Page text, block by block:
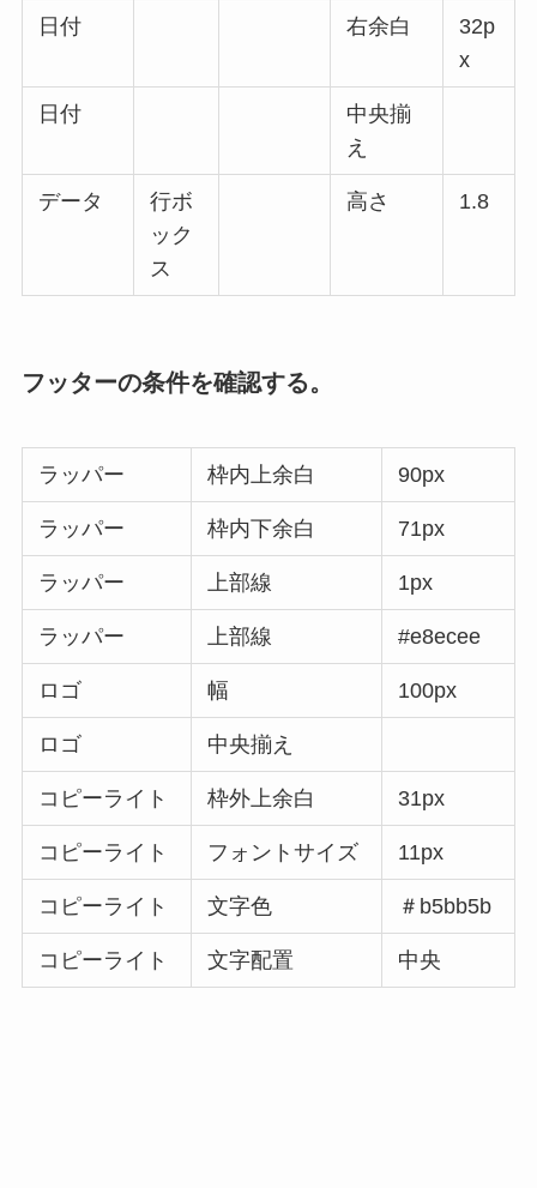
日付 右余白
32p
x
日付
中央揃
え
データ
行ボ
ック
ス
高さ 1.8
フッターの条件を確認する。
ラッパー 枠内上余白 90px
ラッパー 枠内下余白 71px
ラッパー 上部線 1px
ラッパー 上部線 #e8ecee
ロゴ 幅 100px
ロゴ 中央揃え
コピーライト 枠外上余白 31px
コピーライト フォントサイズ 11px
コピーライト 文字色 ＃b5bb5b
コピーライト 文字配置 中央